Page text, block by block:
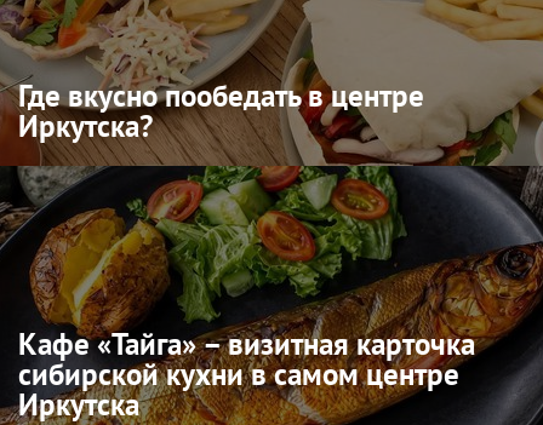
Где вкусно пообедать в центре
Иркутска?
Кафе «Тайга» – визитная карточка
сибирской кухни в самом центре
Иркутска